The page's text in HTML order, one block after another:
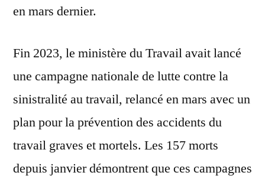
en mars dernier.
Fin 2023, le ministère du Travail avait lancé
une campagne nationale de lutte contre la
sinistralité au travail, relancé en mars avec un
plan pour la prévention des accidents du
travail graves et mortels. Les 157 morts
depuis janvier démontrent que ces campagnes